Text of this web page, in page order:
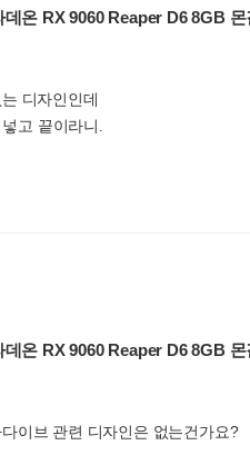
온 RX 9060 Reaper D6 8GB
디자인인데
고 끝이라니.
온 RX 9060 Reaper D6 8GB
이브 관련 디자인은 없는건가요?